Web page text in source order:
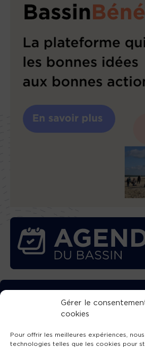
Gérer le
cookies
Pour offrir les meilleures expériences,
technologies telles que les cookies pour
TÉLÉCHARGEZ
L’APPLICATION